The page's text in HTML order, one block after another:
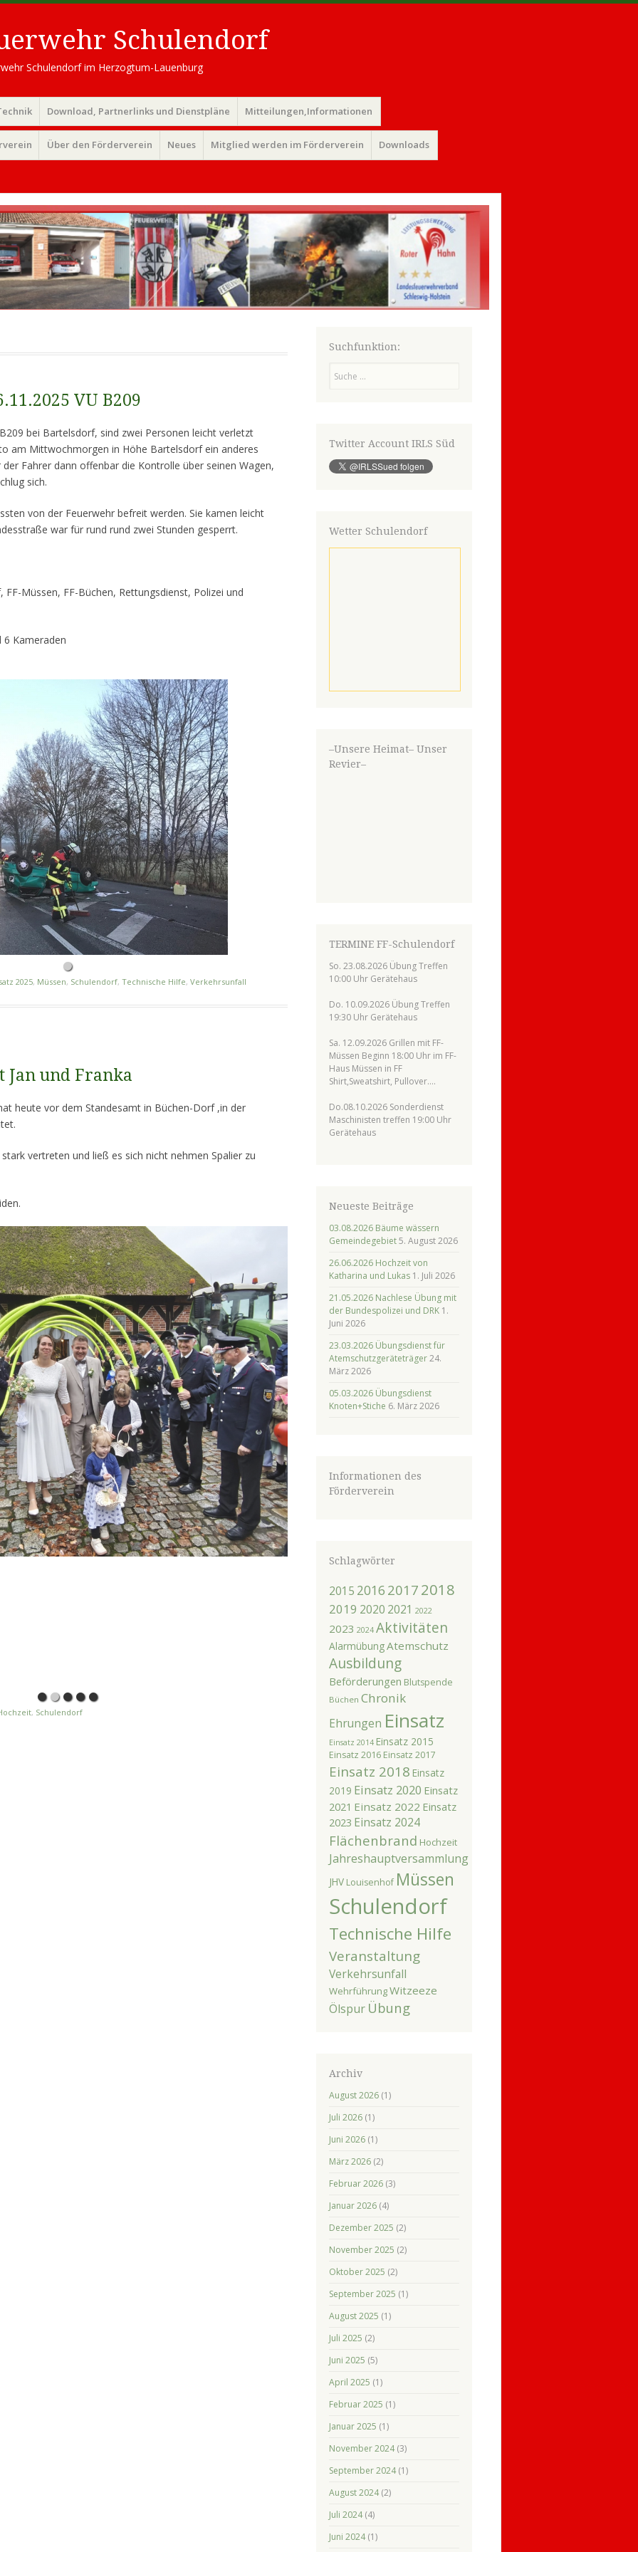
Schulendorf
Schulendorf im Herzogtum-Lauenburg
Download, Partnerlinks und Dienstpläne Mitteilungen,Informationen
Über den Förderverein Neues Mitglied werden im Förderverein Downloads
VU B209
bei Bartelsdorf, sind zwei Personen leicht verletzt
am Mittwochmorgen in Höhe Bartelsdorf ein anderes
Fahrer dann offenbar die Kontrolle über seinen Wagen,
sich.
von der Feuerwehr befreit werden. Sie kamen leicht
war für rund rund zwei Stunden gesperrt.
FF-Müssen, FF-Büchen, Rettungsdienst, Polizei und
6 Kameraden
2025, Müssen, Schulendorf, Technische Hilfe, Verkehrsunfall
Jan und Franka
heute vor dem Standesamt in Büchen-Dorf ,in der
vertreten und ließ es sich nicht nehmen Spalier zu
, Schulendorf
Suchfunktion:
Twitter Account IRLS Süd
Wetter Schulendorf
–Unsere Heimat– Unser
Revier–
TERMINE FF-Schulendorf
So. 23.08.2026 Übung Treffen
10:00 Uhr Gerätehaus
Do. 10.09.2026 Übung Treffen
19:30 Uhr Gerätehaus
Sa. 12.09.2026 Grillen mit FF-
Müssen Beginn 18:00 Uhr im FF-
Haus Müssen in FF
Shirt,Sweatshirt, Pullover….
Do.08.10.2026 Sonderdienst
Maschinisten treffen 19:00 Uhr
Gerätehaus
Neueste Beiträge
03.08.2026 Bäume wässern
Gemeindegebiet 5. August 2026
26.06.2026 Hochzeit von
Katharina und Lukas 1. Juli 2026
21.05.2026 Nachlese Übung mit
der Bundespolizei und DRK 1.
Juni 2026
23.03.2026 Übungsdienst für
Atemschutzgeräteträger 24.
März 2026
05.03.2026 Übungsdienst
Knoten+Stiche 6. März 2026
Informationen des
Förderverein
Schlagwörter
2015 2016 2017 2018
2019 2020 2021 2022
2023 2024 Aktivitäten
AlarmübungAtemschutz
Ausbildung
Beförderungen Blutspende
Büchen Chronik
Ehrungen Einsatz
Einsatz 2014 Einsatz 2015
Einsatz 2016 Einsatz 2017
Einsatz 2018 Einsatz
2019 Einsatz 2020 Einsatz
2021 Einsatz 2022 Einsatz
2023 Einsatz 2024
Flächenbrand Hochzeit
Jahreshauptversammlung
JHV Louisenhof Müssen
Schulendorf
Technische Hilfe
Veranstaltung
Verkehrsunfall
WehrführungWitzeeze
Ölspur Übung
Archiv
August 2026(1)
Juli 2026(1)
Juni 2026(1)
März 2026(2)
Februar 2026(3)
Januar 2026(4)
Dezember 2025 (2)
November 2025 (2)
Oktober 2025 (2)
September 2025 (1)
August 2025 (1)
Juli 2025 (2)
Juni 2025 (5)
April 2025 (1)
Februar 2025 (1)
Januar 2025 (1)
November 2024(3)
September 2024(1)
August 2024(2)
Juli 2024(4)
Juni 2024(1)